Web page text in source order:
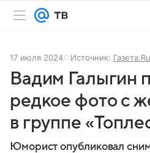
17 июля 2024 Источник: Газета.Ru
Вадим Галыгин
редкое фото с
в группе
Юморист опубликовал